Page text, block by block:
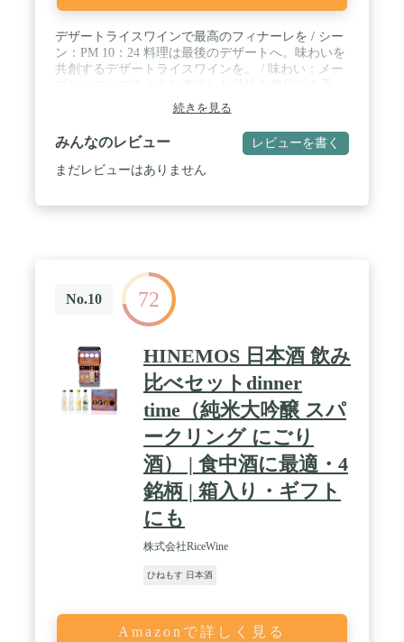
デザートライスワインで最高のフィナーレを / シー
ン：PM 10：24 料理は最後のデザートへ。味わいを
共創するデザートライスワインを。 / 味わい：メー
り。口当たりは滑らかで濃厚な甘味とフレッシュな
酸味があり、貴腐ワインのような味わい。 / 特徴：
仕込み水の一部を日本酒（純米酒）で仕込みまし
た。そのため、お米の甘味が多く残り、酸味も豊か
に感じられます。15%程度のアルコールが濃厚な味
うシンプルで、新しいスタイルの日本酒
「HINEMOS」（ひねもす）とは「全ての時間」と
いう言葉。HINEMOSがあなたの全ての時間に寄り
添い、素敵な時間を演出します。 全時間帯を飲む
と、自然にさまざまな種類の日本酒を体験すること
ができます。 ひとつひとつの銘柄は全く異なる味わ
いです。スパークリング、にごり酒、パイナップル
やマスカットのようなフルーティーな香りがするも
の、またはデザートワインのように花蜜を思わせる
濃醇なものなど、新感覚な日本酒から、伝統的でク
ラシックな味わいなものまで幅広く構成されていま
す。 ・一部商品を除き、配送時に品質に変化がない
と判断した時期は、常温配送を行っております。
（一部商品除く）。 ・到着後は、ボトル開封前であ
っても日光・温度による品質低下を避けるため、お
召し上がりになるまで冷蔵保存をお願いいたしま
続きを見る
みんなのレビュー レビューを書く
まだレビューはありません
No.10 72
HINEMOS 日本酒 飲み
比べセットdinner
time（純米大吟醸 スパ
ークリング にごり
酒） | 食中酒に最適・4
銘柄 | 箱入り・ギフト
にも
株式会社RiceWine
ひねもす 日本酒
Amazonで詳しく見る